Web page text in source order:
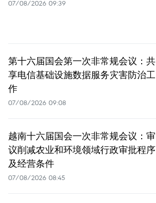
07/08/2026 09:39
第十六届国会第一次非常规会议：共
享电信基础设施数据服务灾害防治工
作
07/08/2026 09:08
越南十六届国会一次非常规会议：审
议削减农业和环境领域行政审批程序
及经营条件
07/08/2026 08:45